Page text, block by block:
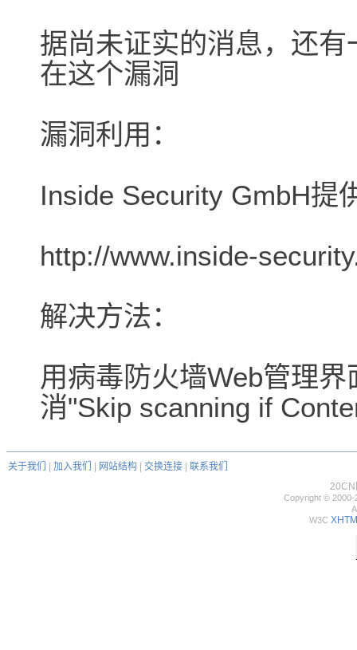
据尚未证实的消息，还
在这个漏洞
漏洞利用：
Inside Security GmbH提
http://www.inside-
解决方法：
用病毒防火墙Web管理
消"Skip scanning if
关于我们 加入我们 网站结构 交换连接
联系我们
20CN
Copyright © 2000-
W3C